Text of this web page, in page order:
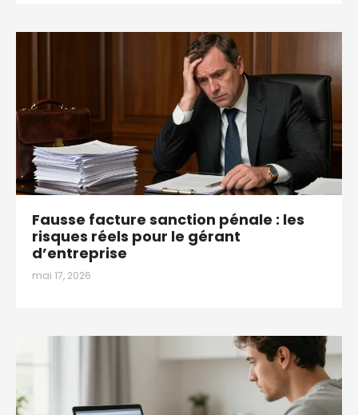
Fausse facture sanction pénale : les
risques réels pour le gérant
d’entreprise
mai 17, 2026